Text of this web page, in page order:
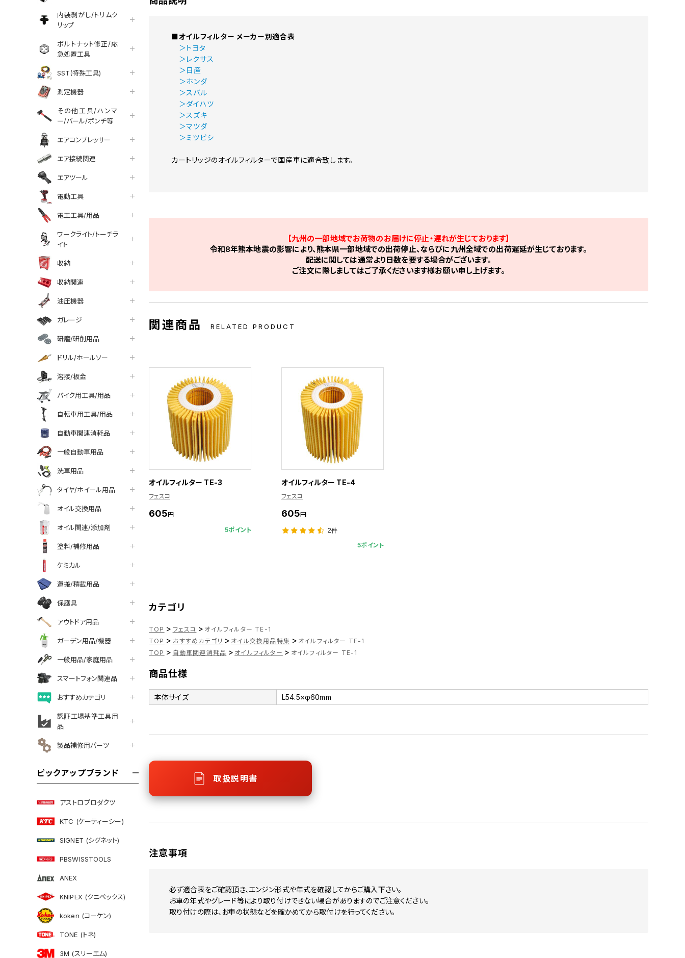
内装剥がし/トリムク
リップ
ボルトナット修正/応
急処置工具
SST(特殊工具)
測定機器
その他工具/ハンマ
ー/バール/ポンチ等
エアコンプレッサー
エア接続関連
エアツール
電動工具
電工工具/用品
ワークライト/トーチラ
イト
収納
収納関連
油圧機器
ガレージ
研磨/研削用品
ドリル/ホールソー
溶接/板金
バイク用工具/用品
自転車用工具/用品
自動車関連消耗品
一般自動車用品
洗車用品
タイヤ/ホイール用品
オイル交換用品
オイル関連/添加剤
塗料/補修用品
ケミカル
運搬/積載用品
保護具
アウトドア用品
ガーデン用品/機器
一般用品/家庭用品
スマートフォン関連品
おすすめカテゴリ
認証工場基準工具用
品
製品補修用パーツ
ピックアップブランド
アストロプロダクツ
KTC (ケーティーシー)
SIGNET (シグネット)
PBSWISSTOOLS
ANEX
KNIPEX (クニペックス)
koken (コーケン)
TONE (トネ)
3M (スリーエム)
■オイルフィルター メーカー別適合表
＞トヨタ
＞レクサス
＞日産
＞ホンダ
＞スバル
＞ダイハツ
＞スズキ
＞マツダ
＞ミツビシ
カートリッジのオイルフィルターで国産車に適合致します。
【九州の一部地域でお荷物のお届けに停止・遅れが生じております】
令和8年熊本地震の影響により、熊本県一部地域での出荷停止、ならびに九州全域での出荷遅延が生じております。
配送に関しては通常より日数を要する場合がございます。
ご注文に際しましてはご了承くださいます様お願い申し上げます。
関連商品 RELATED PRODUCT
オイルフィルター TE-3
フェスコ
605円
5ポイント
オイルフィルター TE-4
フェスコ
605円
2件
5ポイント
カテゴリ
TOP > フェスコ > オイルフィルター TE-1
TOP > おすすめカテゴリ > オイル交換用品特集 > オイルフィルター TE-1
TOP > 自動車関連消耗品 > オイルフィルター > オイルフィルター TE-1
商品仕様
本体サイズ L54.5×φ60mm
取扱説明書
注意事項
必ず適合表をご確認頂き、エンジン形式や年式を確認してからご購入下さい。
お車の年式やグレード等により取り付けできない場合がありますのでご注意ください。
取り付けの際は、お車の状態などを確かめてから取付けを行ってください。